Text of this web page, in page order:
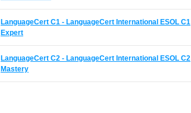
LanguageCert C1 - LanguageCert International ESOL C1
Expert
LanguageCert C2 - LanguageCert International ESOL C2
Mastery